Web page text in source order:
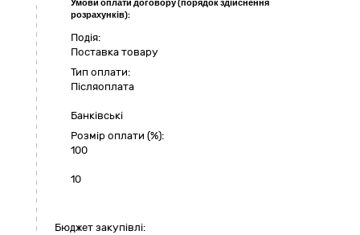
Умови оплати договору (порядок здійснення
розрахунків):
Подія:
Поставка товару
Тип оплати:
Пiсляоплата
Банківські
Розмір оплати (%):
100
10
Бюджет закупівлі: